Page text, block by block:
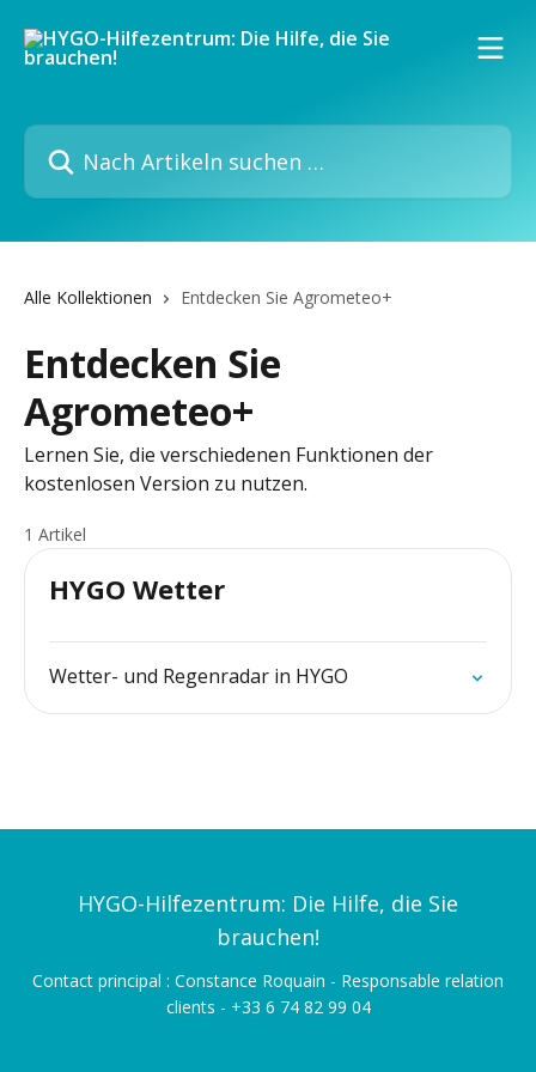
Nach Artikeln suchen …
Alle Kollektionen Entdecken Sie Agrometeo+
Entdecken Sie
Agrometeo+
Lernen Sie, die verschiedenen Funktionen der
kostenlosen Version zu nutzen.
1 Artikel
HYGO Wetter
Wetter- und Regenradar in HYGO
HYGO-Hilfezentrum: Die Hilfe, die Sie
brauchen!
Contact principal : Constance Roquain - Responsable relation
clients - +33 6 74 82 99 04